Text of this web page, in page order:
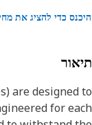
כדי להציג את
are
for